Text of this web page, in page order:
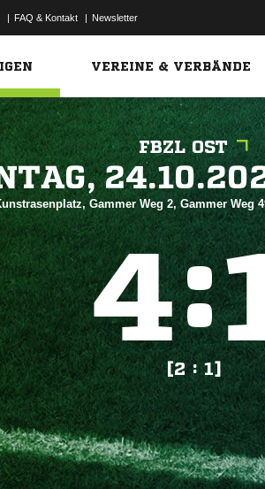
| FAQ & Kontakt | Newsletter
VEREINE & VERBÄNDE
FBZL OST
Gammer Weg 2, Gammer Weg
:
[2 : 1]